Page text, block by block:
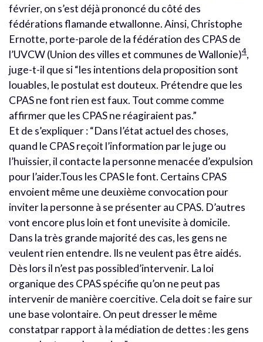
février, on s’est déjà prononcé du côté des
fédérations flamande etwallonne. Ainsi, Christophe
Ernotte, porte-parole de la fédération des CPAS de
l’UVCW (Union des villes et communes de Wallonie)4,
juge-t-il que si “les intentions dela proposition sont
louables, le postulat est douteux. Prétendre que les
CPAS ne font rien est faux. Tout comme comme
affirmer que les CPAS ne réagiraient pas.”
Et de s’expliquer : “Dans l’état actuel des choses,
quand le CPAS reçoit l’information par le juge ou
l’huissier, il contacte la personne menacée d’expulsion
pour l’aider.Tous les CPAS le font. Certains CPAS
envoient même une deuxième convocation pour
inviter la personne à se présenter au CPAS. D’autres
vont encore plus loin et font unevisite à domicile.
Dans la très grande majorité des cas, les gens ne
veulent rien entendre. Ils ne veulent pas être aidés.
Dès lors il n’est pas possibled’intervenir. La loi
organique des CPAS spécifie qu’on ne peut pas
intervenir de manière coercitive. Cela doit se faire sur
une base volontaire. On peut dresser le même
constatpar rapport à la médiation de dettes : les gens